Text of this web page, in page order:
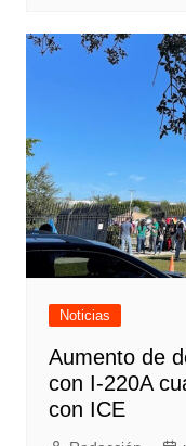
Noticias
Aumento de
con I-220A
con ICE